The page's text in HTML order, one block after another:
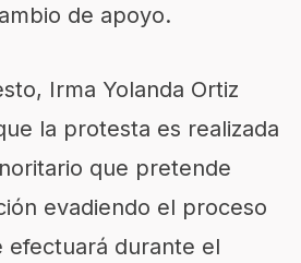
de apoyo.
Irma Yolanda Ortiz
la protesta es realizada
que pretende
evadiendo el proceso
efectuará durante el